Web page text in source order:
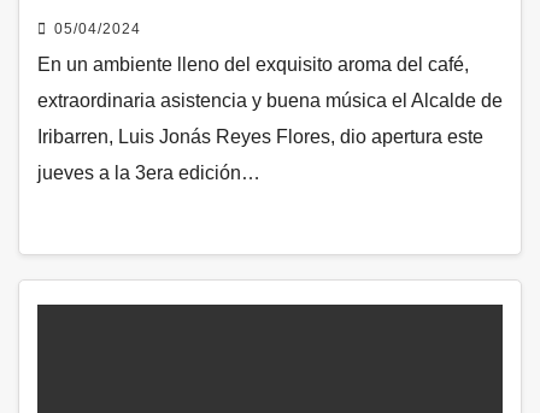
05/04/2024
En un ambiente lleno del exquisito aroma del café,
extraordinaria asistencia y buena música el Alcalde de
Iribarren, Luis Jonás Reyes Flores, dio apertura este
jueves a la 3era edición…